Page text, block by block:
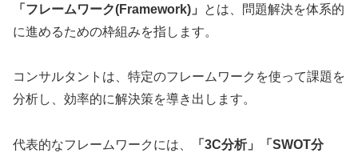
「フレームワーク(Framework)」
とは、問題解決を体系的
に進めるための枠組みを指します。
コンサルタントは、特定のフレームワークを使って課題を
分析し、効率的に解決策を導き出します。
代表的なフレームワークには、
「3C分析」「SWOT分